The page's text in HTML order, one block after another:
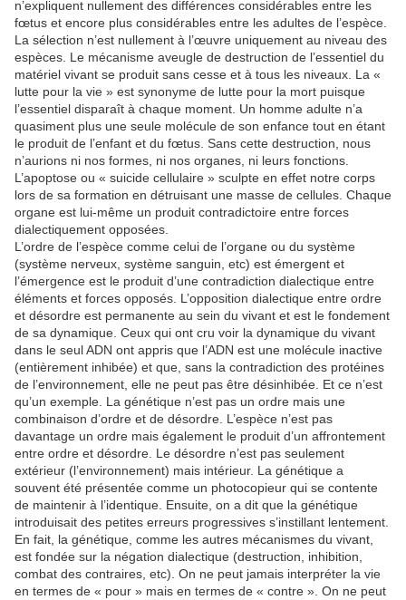
n’expliquent nullement des différences considérables entre les
fœtus et encore plus considérables entre les adultes de l’espèce.
La sélection n’est nullement à l’œuvre uniquement au niveau des
espèces. Le mécanisme aveugle de destruction de l’essentiel du
matériel vivant se produit sans cesse et à tous les niveaux. La «
lutte pour la vie » est synonyme de lutte pour la mort puisque
l’essentiel disparaît à chaque moment. Un homme adulte n’a
quasiment plus une seule molécule de son enfance tout en étant
le produit de l’enfant et du fœtus. Sans cette destruction, nous
n’aurions ni nos formes, ni nos organes, ni leurs fonctions.
L’apoptose ou « suicide cellulaire » sculpte en effet notre corps
lors de sa formation en détruisant une masse de cellules. Chaque
organe est lui-même un produit contradictoire entre forces
dialectiquement opposées.
L’ordre de l’espèce comme celui de l’organe ou du système
(système nerveux, système sanguin, etc) est émergent et
l’émergence est le produit d’une contradiction dialectique entre
éléments et forces opposés. L’opposition dialectique entre ordre
et désordre est permanente au sein du vivant et est le fondement
de sa dynamique. Ceux qui ont cru voir la dynamique du vivant
dans le seul ADN ont appris que l’ADN est une molécule inactive
(entièrement inhibée) et que, sans la contradiction des protéines
de l’environnement, elle ne peut pas être désinhibée. Et ce n’est
qu’un exemple. La génétique n’est pas un ordre mais une
combinaison d’ordre et de désordre. L’espèce n’est pas
davantage un ordre mais également le produit d’un affrontement
entre ordre et désordre. Le désordre n’est pas seulement
extérieur (l’environnement) mais intérieur. La génétique a
souvent été présentée comme un photocopieur qui se contente
de maintenir à l’identique. Ensuite, on a dit que la génétique
introduisait des petites erreurs progressives s’instillant lentement.
En fait, la génétique, comme les autres mécanismes du vivant,
est fondée sur la négation dialectique (destruction, inhibition,
combat des contraires, etc). On ne peut jamais interpréter la vie
en termes de « pour » mais en termes de « contre ». On ne peut